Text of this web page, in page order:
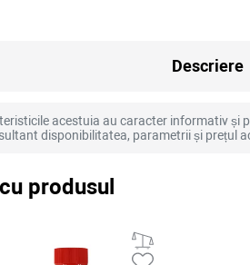
Descriere
acestuia au caracter informativ și
disponibilitatea, parametrii și prețul
produsul